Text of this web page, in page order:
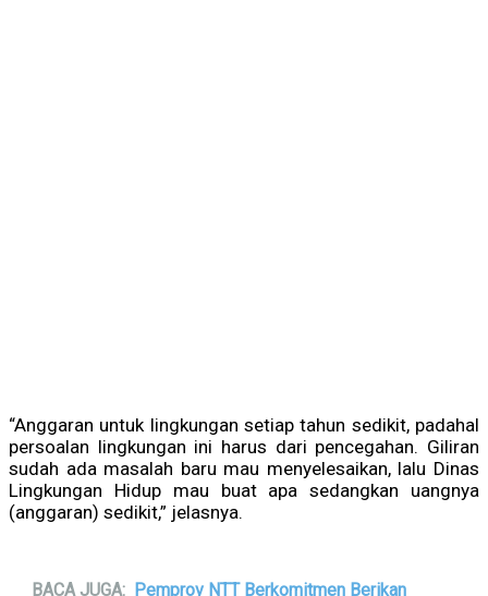
“Anggaran untuk lingkungan setiap tahun sedikit, padahal
persoalan lingkungan ini harus dari pencegahan. Giliran
sudah ada masalah baru mau menyelesaikan, lalu Dinas
Lingkungan Hidup mau buat apa sedangkan uangnya
(anggaran) sedikit,” jelasnya.
BACA JUGA: Pemprov NTT Berkomitmen Berikan